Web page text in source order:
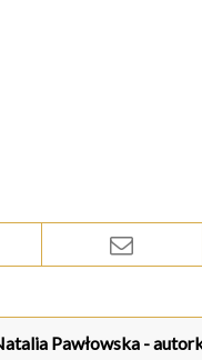
Pawłowska-